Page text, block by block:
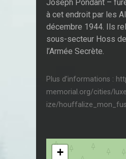
Joseph Pondant –
à cet endroit par les
décembre 1944. Ils
sous-secteur Hoss
l’Armée Secrète.
Plus d’informations :
memorial.org/cities/
ize/
+